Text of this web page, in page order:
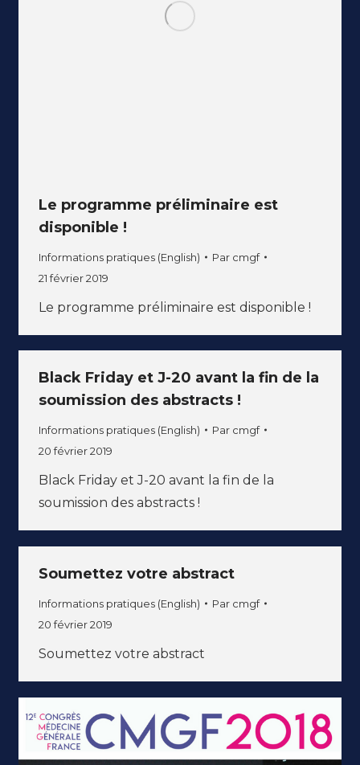
Le programme préliminaire est
disponible !
Informations pratiques (English) Par cmgf
21 février 2019
Le programme préliminaire est disponible !
Black Friday et J-20 avant la fin de la
soumission des abstracts !
Informations pratiques (English) Par cmgf
20 février 2019
Black Friday et J-20 avant la fin de la
soumission des abstracts !
Soumettez votre abstract
Informations pratiques (English) Par cmgf
20 février 2019
Soumettez votre abstract